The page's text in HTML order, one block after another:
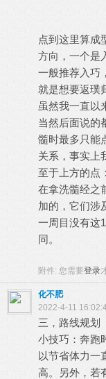
点到这里算成
方向，一个是
一般推荐入巧
就是想要返璞
虽然我一直以
当然后面说的
髓时最多只能
关系，事实上
至于上方的点
在拿洗髓经之
加的，它们涉
一周目没有这
同。
附件: 您需要登录
化不肥
2022-4-11
三，路线规划
小技巧：奔跑
以节省体力一
高。另外，若